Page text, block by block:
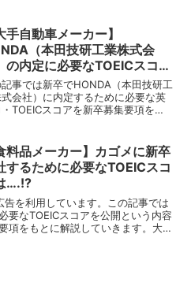
手自動車メーカー】
（本田技研工業株式会
の内定に必要なTOEICスコ
英語力を徹底解説
記事では新卒でHONDA（本田技研工
会社）に内定するために必要な英
TOEICスコアを新卒募集要項をも
大手企業・グローバル企業の入社必
TOEI...
料品メーカー】カゴメに新卒
するために必要なTOEICスコ
….!?
を利用しています。この記事では
要なTOEICスコアを公開という内容
項をもとに解説していきます。大手